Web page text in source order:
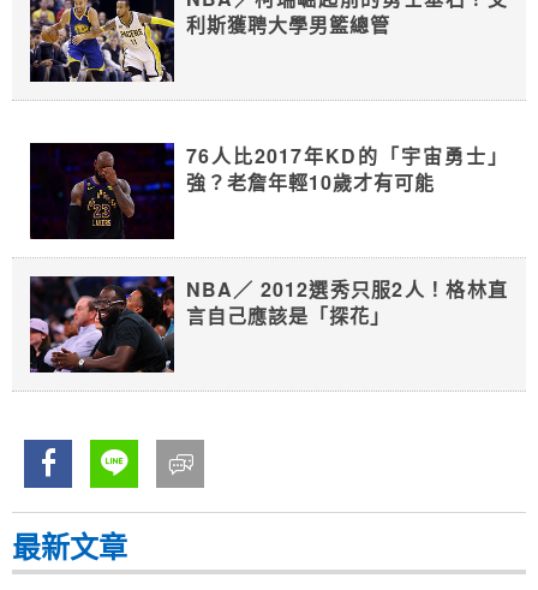
利斯獲聘大學男籃總管
76人比2017年KD的「宇宙勇士」
強？老詹年輕10歲才有可能
NBA／ 2012選秀只服2人！格林直
言自己應該是「探花」
最新文章